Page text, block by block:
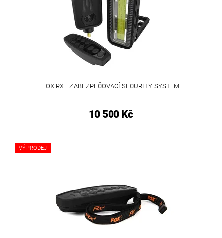
FOX RX+ ZABEZPEČOVACÍ SECURITY SYSTEM
10 500 Kč
VÝPRODEJ